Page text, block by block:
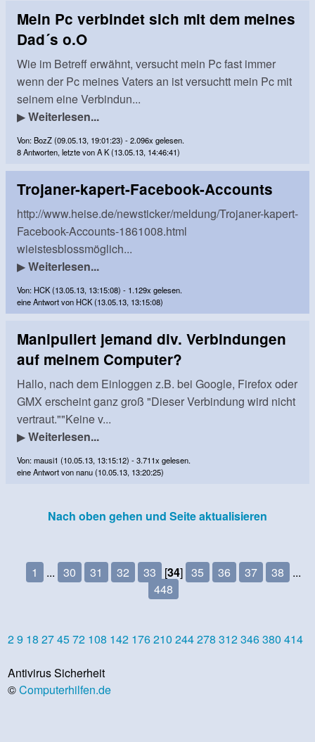
Mein Pc verbindet sich mit dem meines
Dad´s o.O
Wie im Betreff erwähnt, versucht mein Pc fast immer
wenn der Pc meines Vaters an ist versuchtt mein Pc mit
seinem eine Verbindun...
▶Weiterlesen...
Von: BozZ (09.05.13, 19:01:23) - 2.096x gelesen.
8 Antworten, letzte von A K (13.05.13, 14:46:41)
Trojaner-kapert-Facebook-Accounts
http://www.heise.de/newsticker/meldung/Trojaner-kapert-
Facebook-Accounts-1861008.html
wieistesblossmöglich...
▶Weiterlesen...
Von: HCK (13.05.13, 13:15:08) - 1.129x gelesen.
eine Antwort von HCK (13.05.13, 13:15:08)
Manipuliert jemand div. Verbindungen
auf meinem Computer?
Hallo, nach dem Einloggen z.B. bei Google, Firefox oder
GMX erscheint ganz groß "Dieser Verbindung wird nicht
vertraut.""Keine v...
▶Weiterlesen...
Von: mausi1 (10.05.13, 13:15:12) - 3.711x gelesen.
eine Antwort von nanu (10.05.13, 13:20:25)
Nach oben gehen und Seite aktualisieren
1 ... 30 31 32 33 [34] 35 36 37 38
...
448
29 18 274572 108 142 176210 244278 312346380 414
Antivirus Sicherheit
©Computerhilfen.de